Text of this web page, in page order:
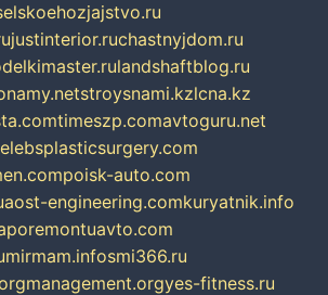
justinterior.ruchastnyjdom.ru
landshaftblog.ru
stroysnami.kzlcna.kz
timeszp.comavtoguru.net
poisk-auto.com
ost-engineering.comkuryatnik.info
poremontuavto.com
mirmam.infosmi366.ru
yes-fitness.ru